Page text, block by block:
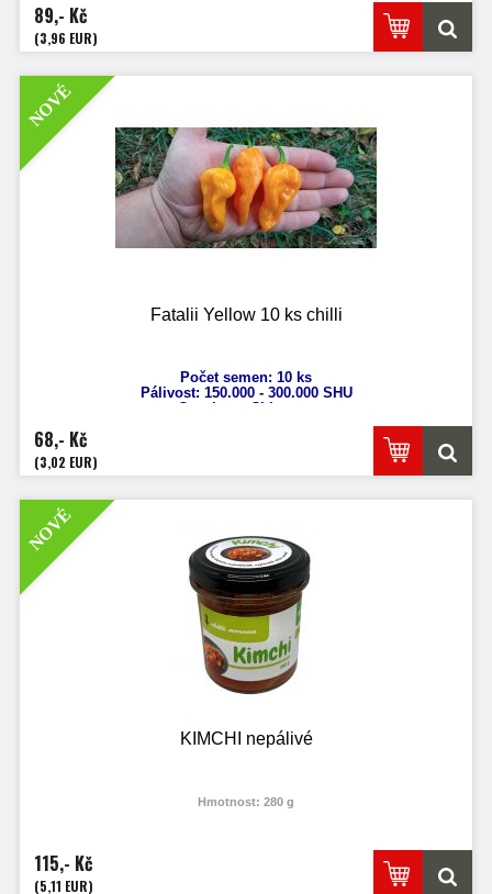
89,- Kč
(3,96 EUR)
NOVÉ
Fatalii Yellow 10 ks chilli
Počet semen: 10 ks
Pálivost: 150.000 - 300.000 SHU
Capsicum Chinense
68,- Kč
(3,02 EUR)
NOVÉ
KIMCHI nepálivé
Hmotnost: 280 g
115,- Kč
(5,11 EUR)